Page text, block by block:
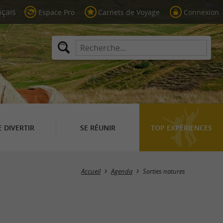
Espace Pro Carnets de Voyage Connexion
DIVERTIR SE RÉUNIR TOP EXPÉRIENCES
Accueil Agenda Sorties natures